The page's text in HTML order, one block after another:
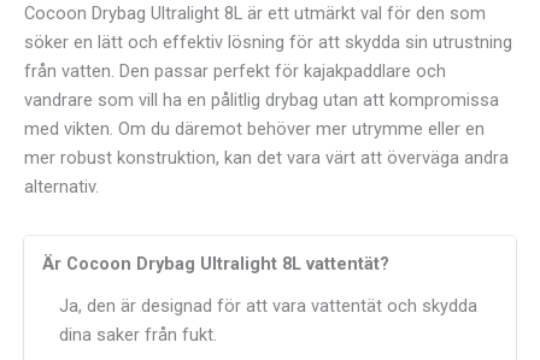
Cocoon Drybag Ultralight 8L är ett utmärkt val för den som
söker en lätt och effektiv lösning för att skydda sin utrustning
från vatten. Den passar perfekt för kajakpaddlare och
vandrare som vill ha en pålitlig drybag utan att kompromissa
med vikten. Om du däremot behöver mer utrymme eller en
mer robust konstruktion, kan det vara värt att överväga andra
alternativ.
Är Cocoon Drybag Ultralight 8L vattentät?
Ja, den är designad för att vara vattentät och skydda
dina saker från fukt.